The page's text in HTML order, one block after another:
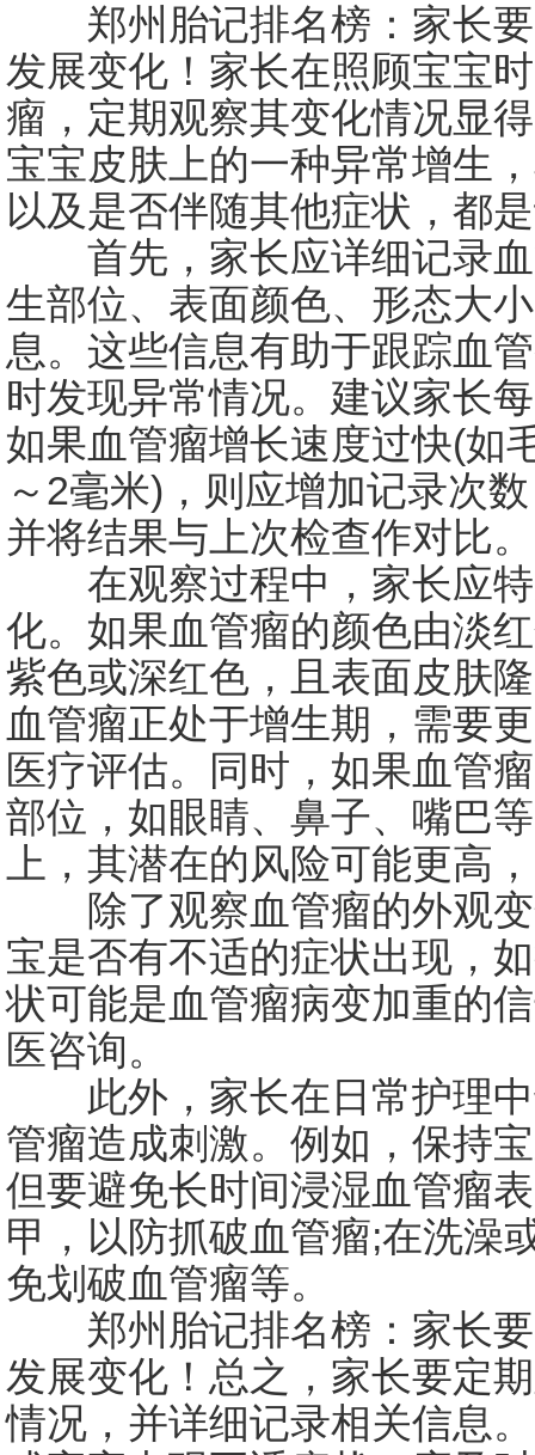
郑州胎记排名榜：家长要
发展变化！家长在照顾宝宝
瘤，定期观察其变化情况显
宝宝皮肤上的一种异常增生
以及是否伴随其他症状，都
首先，家长应详细记录血
生部位、表面颜色、形态大
息。这些信息有助于跟踪血
时发现异常情况。建议家长
如果血管瘤增长速度过快(如
～2毫米)，则应增加记录次
并将结果与上次检查作对比。
在观察过程中，家长应特
化。如果血管瘤的颜色由淡
紫色或深红色，且表面皮肤
血管瘤正处于增生期，需要
医疗评估。同时，如果血管
部位，如眼睛、鼻子、嘴巴
上，其潜在的风险可能更高
除了观察血管瘤的外观变
宝是否有不适的症状出现，
状可能是血管瘤病变加重的
医咨询。
此外，家长在日常护理中
管瘤造成刺激。例如，保持
但要避免长时间浸湿血管瘤
甲，以防抓破血管瘤;在洗澡
免划破血管瘤等。
郑州胎记排名榜：家长要
发展变化！总之，家长要定
情况，并详细记录相关信息